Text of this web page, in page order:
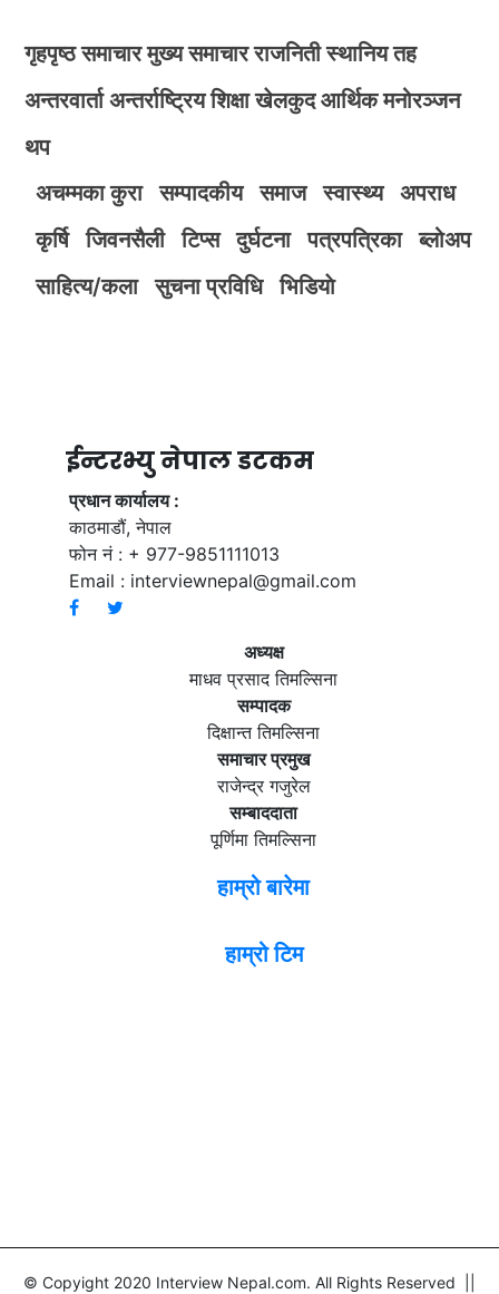
गृहपृष्ठ समाचार मुख्य समाचार राजनिती स्थानिय तह
अन्तरवार्ता अन्तर्राष्ट्रिय शिक्षा खेलकुद आर्थिक मनोरञ्जन
थप
अचम्मका कुरा
सम्पादकीय समाज स्वास्थ्य
अपराध
कृर्षि
जिवनसैली टिप्स दुर्घटना पत्रपत्रिका
ब्लोअप
साहित्य/कला
सुचना प्रविधि भिडियाे
ईन्टरभ्यु नेपाल डटकम
प्रधान कार्यालय :
काठमाडौं, नेपाल
फोन नं : + 977-9851111013
Email : interviewnepal@gmail.com
अध्यक्ष
माधव प्रसाद तिमल्सिना
सम्पादक
दिक्षान्त तिमल्सिना
समाचार प्रमुख
राजेन्द्र गजुरेल
सम्बाददाता
पूर्णिमा तिमल्सिना
हाम्रो बारेमा
हाम्रो टिम
© Copyight 2020 Interview Nepal.com. All Rights Reserved ||